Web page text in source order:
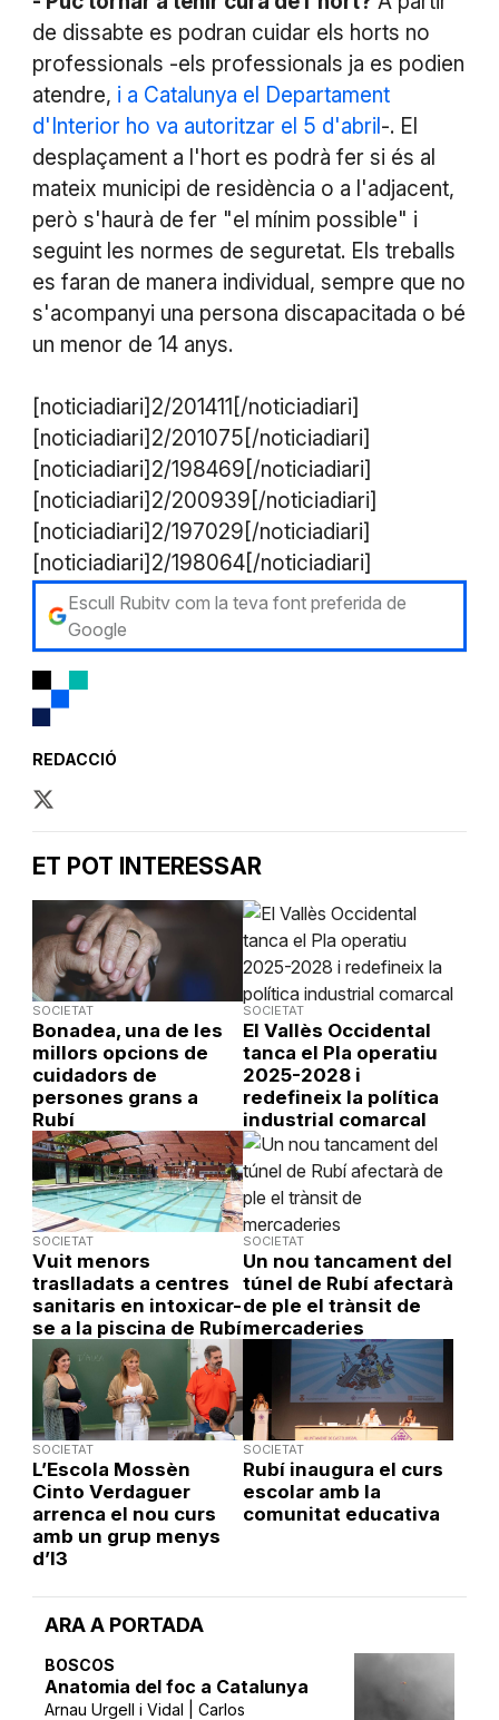
ARA A PORTADA
BOSCOS
Anatomia del foc a Catalunya
Arnau Urgell i Vidal | Carlos
de dissabte es podran cuidar els horts no
professionals -els professionals ja es podien
atendre, i a Catalunya el Departament
d'Interior ho va autoritzar el 5 d'abril -. El
desplaçament a l'hort es podrà fer si és al
mateix municipi de residència o a l'adjacent,
però s'haurà de fer "el mínim possible" i
seguint les normes de seguretat. Els treballs
es faran de manera individual, sempre que no
s'acompanyi una persona discapacitada o bé
un menor de 14 anys.
[noticiadiari]2/201411[/noticiadiari]
[noticiadiari]2/201075[/noticiadiari]
[noticiadiari]2/198469[/noticiadiari]
[noticiadiari]2/200939[/noticiadiari]
[noticiadiari]2/197029[/noticiadiari]
[noticiadiari]2/198064[/noticiadiari]
Escull Rubitv com la teva font preferida de
Google
REDACCIÓ
ET POT INTERESSAR
SOCIETAT
Bonadea, una de les
millors opcions de
cuidadors de
persones grans a
Rubí
SOCIETAT
El Vallès Occidental
tanca el Pla operatiu
2025-2028 i
redefineix la política
industrial comarcal
SOCIETAT
Vuit menors
traslladats a centres
sanitaris en intoxicar-
se a la piscina de Rubí
SOCIETAT
Un nou tancament del
túnel de Rubí afectarà
de ple el trànsit de
mercaderies
SOCIETAT
L’Escola Mossèn
Cinto Verdaguer
arrenca el nou curs
amb un grup menys
d’I3
SOCIETAT
Rubí inaugura el curs
escolar amb la
comunitat educativa